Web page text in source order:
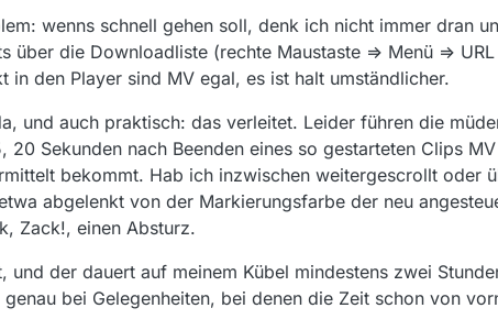
wenns schnell gehen soll, denk ich nicht immer dran
über die Downloadliste (rechte Maustaste => Menü =>
in den Player sind MV egal, es ist halt umständlicher.
und auch praktisch: das verleitet. Leider führen die
20 Sekunden nach Beenden eines so gestarteten Clips
bekommt. Hab ich inzwischen weitergescrollt oder
abgelenkt von der Markierungsfarbe der neu
Zack!, einen Absturz.
und der dauert auf meinem Kübel mindestens zwei
bei Gelegenheiten, bei denen die Zeit schon von